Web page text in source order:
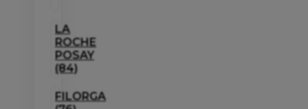
LA
ROCHE
POSAY
(84)
FILORGA